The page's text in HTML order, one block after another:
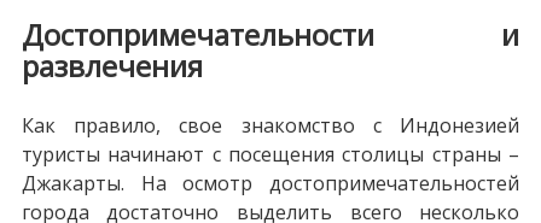
Достопримечательности и
развлечения
Как правило, свое знакомство с Индонезией
туристы начинают с посещения столицы страны –
Джакарты. На осмотр достопримечательностей
города достаточно выделить всего несколько